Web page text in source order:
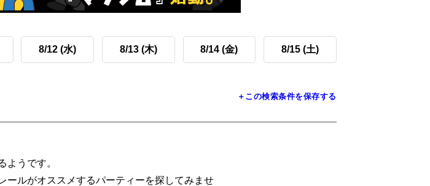
8/12 (水) 8/13 (木) 8/14 (金) 8/15 (土)
＋この検索条件を保存する
ようです。
ールがオススメするパーティーを探してみませ